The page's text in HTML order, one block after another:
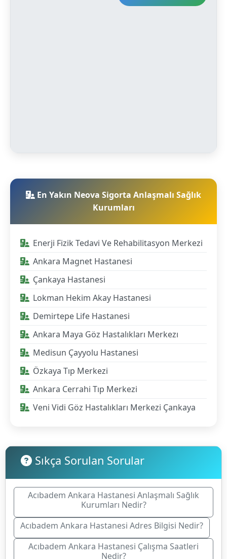
En Yakın Neova Sigorta Anlaşmalı Sağlık
Kurumları
Enerji Fizik Tedavi Ve Rehabilitasyon Merkezi
Ankara Magnet Hastanesi
Çankaya Hastanesi
Lokman Hekim Akay Hastanesi
Demirtepe Life Hastanesi
Ankara Maya Göz Hastalıkları Merkezı
Medisun Çayyolu Hastanesi
Özkaya Tıp Merkezi
Ankara Cerrahi Tıp Merkezi
Veni Vidi Göz Hastalıkları Merkezi Çankaya
Sıkça Sorulan Sorular
Acıbadem Ankara Hastanesi Anlaşmalı Sağlık
Kurumları Nedir?
Acıbadem Ankara Hastanesi Adres Bilgisi Nedir?
Acıbadem Ankara Hastanesi Çalışma Saatleri
Nedir?